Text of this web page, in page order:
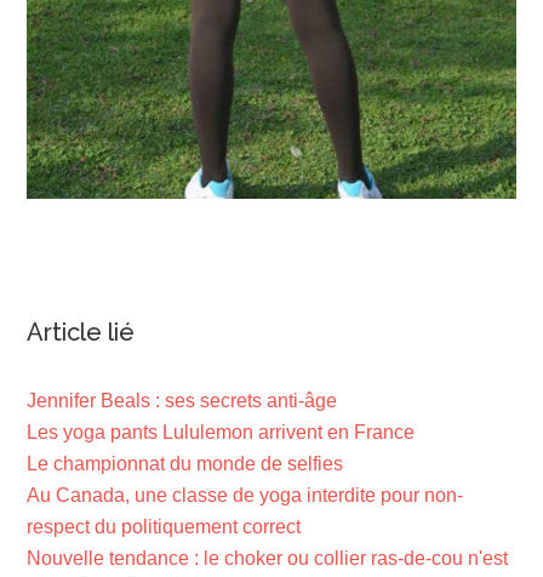
Article lié
Jennifer Beals : ses secrets anti-âge
Les yoga pants Lululemon arrivent en France
Le championnat du monde de selfies
Au Canada, une classe de yoga interdite pour non-
respect du politiquement correct
Nouvelle tendance : le choker ou collier ras-de-cou n'est